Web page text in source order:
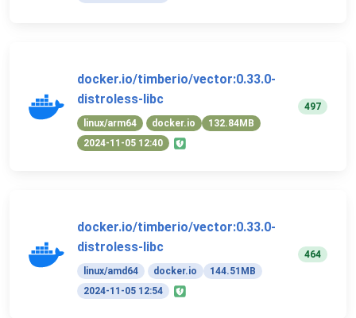
docker.io/timberio/vector:0.33.0-
distroless-libc
linux/arm64 docker.io
132.84MB
2024-11-05 12:40
497
docker.io/timberio/vector:0.33.0-
distroless-libc
linux/amd64 docker.io
144.51MB
2024-11-05 12:54
464